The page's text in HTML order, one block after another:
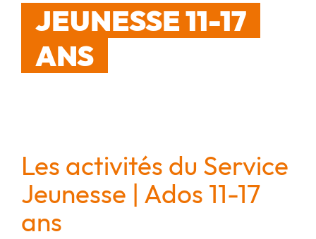
JEUNESSE 11-17
ANS
Les activités du Service
Jeunesse | Ados 11-17
ans